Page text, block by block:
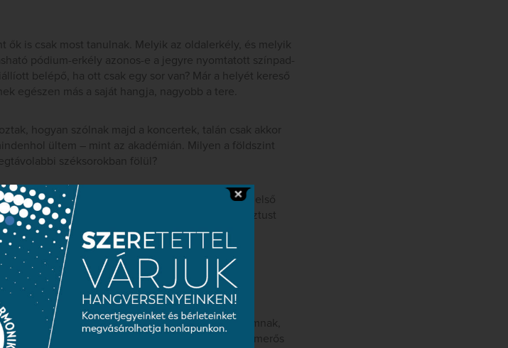
ők is csak most tanulnak. Melyik az oldalerkély, és melyik
pódium-erkély azonos-e a jegyre nyomtatott színpad-
belépő, ha ott csak egy sor van? Már a helyét kereső
egészen más a saját hangja, nagyobb a tere.
hogyan szólnak majd a koncertek, talán csak akkor
ültem – mint az akadémián. Milyen a földszint
széksorokban fölül?
zene közben ugyan nem beszél, de az első
majd a szünetben ezt az egyszerű gesztust
és zeneiségre vall -, hogy annak a nagy pódiumnak,
neki, mondjuk egy Mahler nyolcadikkal. Ismerős